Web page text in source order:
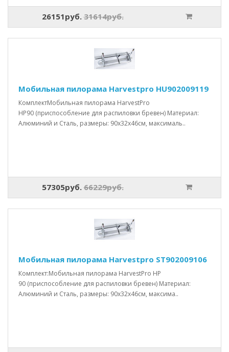
26151руб. 31614руб.
Мобильная пилорама Harvestpro HU902009119
КомплектМобильная пилорама HarvestPro
HP90 (приспособление для распиловки бревен) Материал:
Алюминий и Сталь, размеры: 90x32x46см, максималь..
57305руб. 66229руб.
Мобильная пилорама Harvestpro ST902009106
Комплект:Мобильная пилорама HarvestPro HP
90 (приспособление для распиловки бревен) Материал:
Алюминий и Сталь, размеры: 90x32x46см, максима..